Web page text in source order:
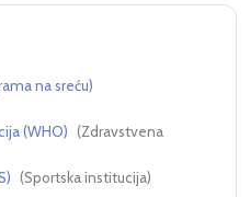
na sreću)
(WHO) (Zdravstvena
(Sportska institucija)